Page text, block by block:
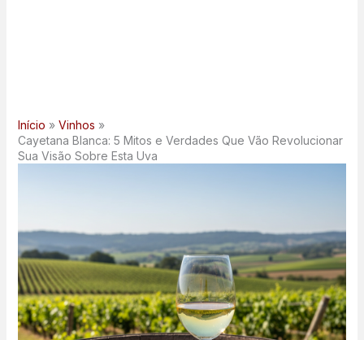
Início
Vinhos
Cayetana Blanca: 5 Mitos e Verdades Que Vão Revolucionar
Sua Visão Sobre Esta Uva